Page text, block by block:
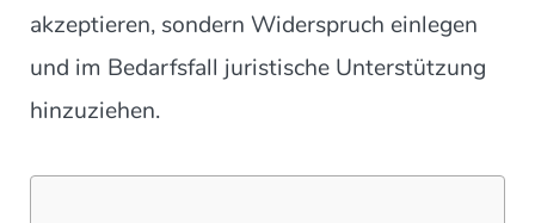
akzeptieren, sondern Widerspruch einlegen
und im Bedarfsfall juristische Unterstützung
hinzuziehen.